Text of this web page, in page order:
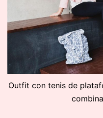
Outfit con tenis de